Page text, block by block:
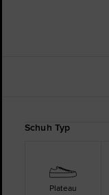
Ergebnisse
Schuh Typ
Plateau